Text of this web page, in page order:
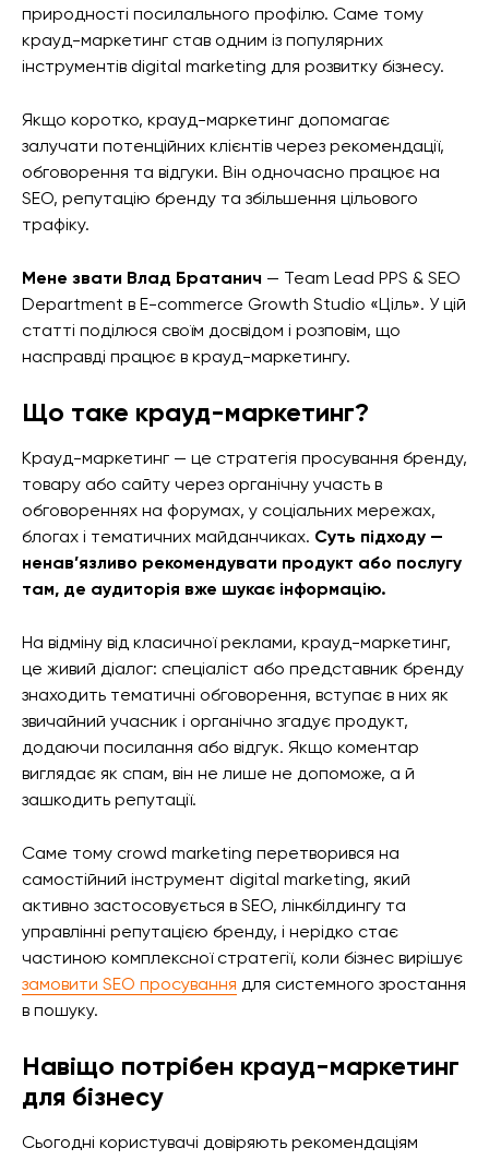
природності посилального профілю. Саме тому
крауд-маркетинг став одним із популярних
інструментів digital marketing для розвитку бізнесу.
Якщо коротко, крауд-маркетинг допомагає
залучати потенційних клієнтів через рекомендації,
обговорення та відгуки. Він одночасно працює на
SEO, репутацію бренду та збільшення цільового
трафіку.
Мене звати Влад Братанич — Team Lead PPS & SEO
Department в E-commerce Growth Studio «Ціль». У цій
статті поділюся своїм досвідом і розповім, що
насправді працює в крауд-маркетингу.
Що таке крауд-маркетинг?
Крауд-маркетинг — це стратегія просування бренду,
товару або сайту через органічну участь в
обговореннях на форумах, у соціальних мережах,
блогах і тематичних майданчиках. Суть підходу —
ненав’язливо рекомендувати продукт або послугу
там, де аудиторія вже шукає інформацію.
На відміну від класичної реклами, крауд-маркетинг,
це живий діалог: спеціаліст або представник бренду
знаходить тематичні обговорення, вступає в них як
звичайний учасник і органічно згадує продукт,
додаючи посилання або відгук. Якщо коментар
виглядає як спам, він не лише не допоможе, а й
зашкодить репутації.
Саме тому crowd marketing перетворився на
самостійний інструмент digital marketing, який
активно застосовується в SEO, лінкбілдингу та
управлінні репутацією бренду, і нерідко стає
частиною комплексної стратегії, коли бізнес вирішує
замовити SEO просування для системного зростання
в пошуку.
Навіщо потрібен крауд-маркетинг
для бізнесу
Сьогодні користувачі довіряють рекомендаціям